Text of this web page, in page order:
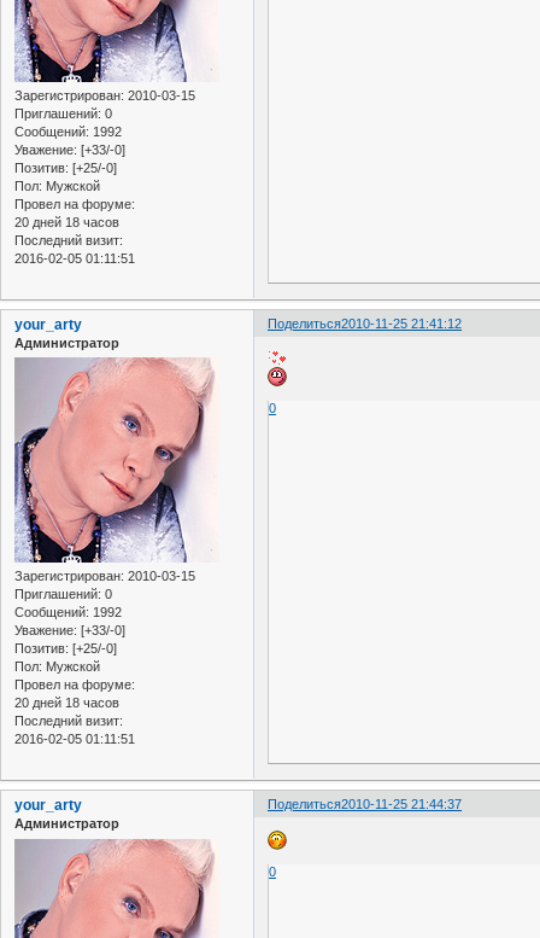
Зарегистрирован: 2010-03-15
Приглашений: 0
Сообщений: 1992
Уважение: [+33/-0]
Позитив: [+25/-0]
Пол: Мужской
Провел на форуме:
20 дней 18 часов
Последний визит:
2016-02-05 01:11:51
Поделиться2010-11-25 21:41:12
your_arty
Администратор
Зарегистрирован: 2010-03-15
Приглашений: 0
Сообщений: 1992
Уважение: [+33/-0]
Позитив: [+25/-0]
Пол: Мужской
Провел на форуме:
20 дней 18 часов
Последний визит:
2016-02-05 01:11:51
0
Поделиться2010-11-25 21:44:37
your_arty
Администратор
0